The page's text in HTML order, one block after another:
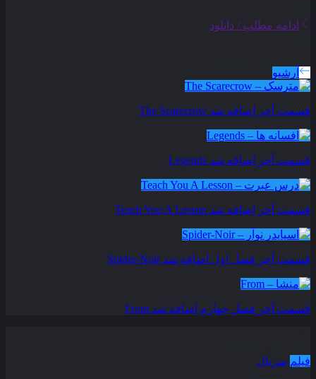
ادامه مطلب / دانلود
آرشیو
قسمت آخر اضافه شد The Scarecrow
قسمت آخر اضافه شد Legends
قسمت آخر اضافه شد Teach You A Lesson
قسمت آخر فصل اول اضافه شد Spider-Noir
قسمت آخر فصل چهارم اضافه شد From
فیلم سریال